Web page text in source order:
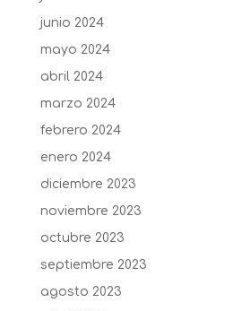
junio 2024
mayo 2024
abril 2024
marzo 2024
febrero 2024
enero 2024
diciembre 2023
noviembre 2023
octubre 2023
septiembre 2023
agosto 2023